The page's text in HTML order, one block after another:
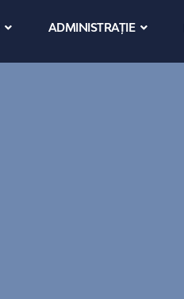
ADMINISTRAȚIE